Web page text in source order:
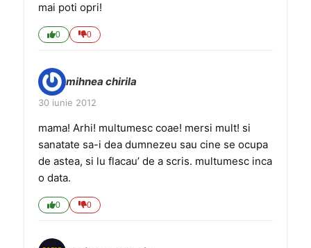
mai poti opri!
0 0
mihnea chirila
30 iunie 2012
mama! Arhi! multumesc coae! mersi mult! si
sanatate sa-i dea dumnezeu sau cine se ocupa
de astea, si lu flacau’ de a scris. multumesc inca
o data.
0 0